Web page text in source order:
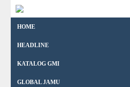
HOME
HEADLINE
KATALOG GMI
GLOBAL JAMU